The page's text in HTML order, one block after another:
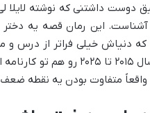
دوست داشتنی که نوشته
آشناست. این رمان قصه یه
دنیاش خیلی فراتر از درس
جایزه کتاب محبوب کودکان
واقعاً متفاوت بودن یه نقطه